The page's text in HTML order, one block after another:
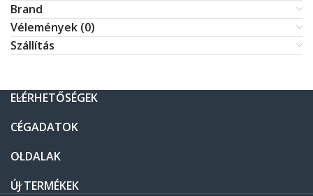
Brand
Vélemények (0)
Szállítás
ELÉRHETŐSÉGEK
CÉGADATOK
OLDALAK
ÚJ TERMÉKEK